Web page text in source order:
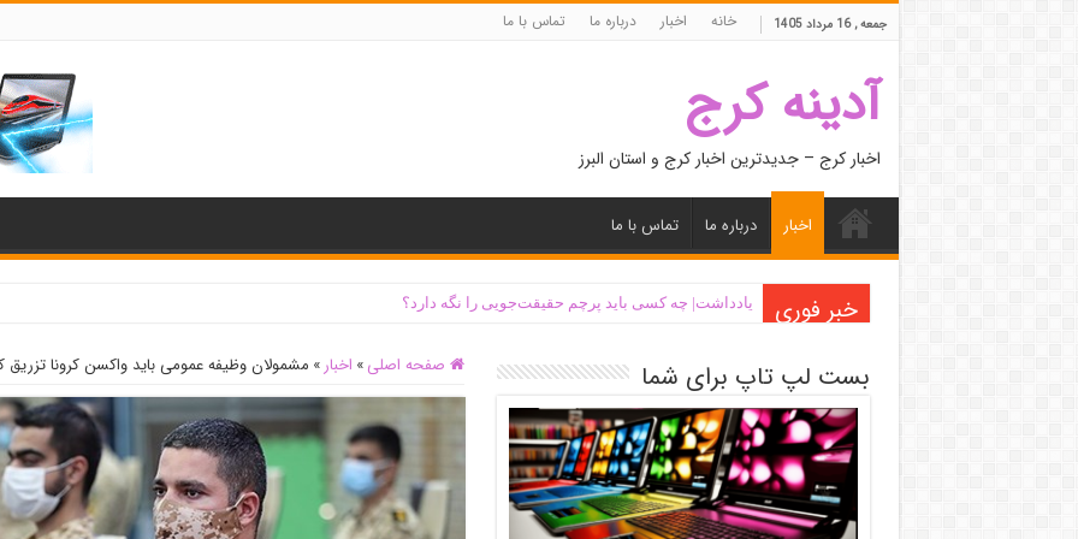
جمعه , 16 مرداد 1405 خانه اخبار درباره ما تماس با ما
آدینه کرج
اخبار کرج – جدیدترین اخبار کرج و استان البرز
اخبار درباره ما تماس با ما
خبر فوری یادداشت| ‌چه کسی باید پرچم حقیقت‌جویی را نگه دارد؟
صفحه اصلی » اخبار » مشمولان وظیفه عمومی باید واکسن کرونا تزریق بست لپ تاپ برای شما